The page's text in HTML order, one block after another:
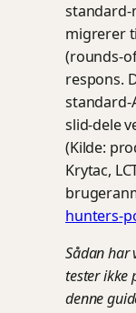
migrerer
(rounds-
respons.
standard-
slid-dele
(Kilde:
Krytac,
hunters-
Sådan har
tester ikke
denne